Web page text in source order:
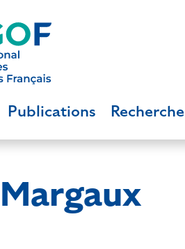
Publications Recherche